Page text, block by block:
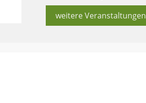
weitere Veranstaltungen